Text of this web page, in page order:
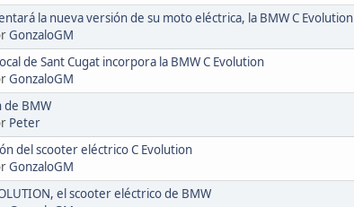
la nueva versión de su moto eléctrica, la BMW C Evolution
GonzaloGM
de Sant Cugat incorpora la BMW C Evolution
GonzaloGM
de BMW
Peter
del scooter eléctrico C Evolution
GonzaloGM
el scooter eléctrico de BMW